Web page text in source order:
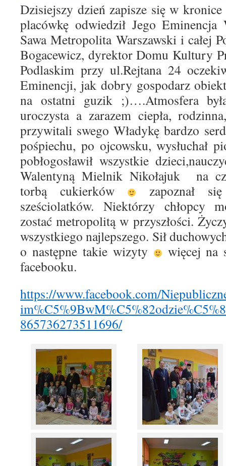
Dzisiejszy dzień zapisze się w
placówkę odwiedził Jego Eminencja
Sawa Metropolita Warszawski i całej
Bogacewicz, dyrektor Domu Kultury
Podlaskim przy ul.Rejtana 24
Eminencji, jak dobry gospodarz
na ostatni guzik ;)….Atmosfera
uroczysta a zarazem ciepła,
przywitali swego Władykę bardzo
pośpiechu, po ojcowsku, wysłuchał
pobłogosławił wszystkie
Walentyną Mielnik Nikołajuk na
torbą cukierków
zapoznał
sześciolatków. Niektórzy chłopcy
zostać metropolitą w przyszłości.
wszystkiego najlepszego. Sił
o następne takie wizyty
więcej na
facebooku.
https://www.facebook.com/
865736273511696/